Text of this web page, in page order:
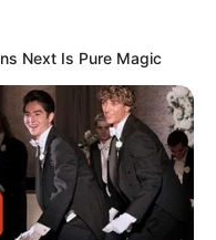
Next Is Pure Magic